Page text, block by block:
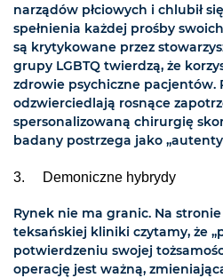
narządów płciowych i chlubił
spełnienia każdej prośby
są krytykowane przez
grupy LGBTQ twierdzą, że
zdrowie psychiczne pacjentów.
odzwierciedlają rosnące
spersonalizowaną chirurgię
badany postrzega jako
3. Demoniczne hybrydy
Rynek nie ma granic. Na
teksańskiej kliniki czytamy, że
potwierdzeniu swojej
operację jest ważną,